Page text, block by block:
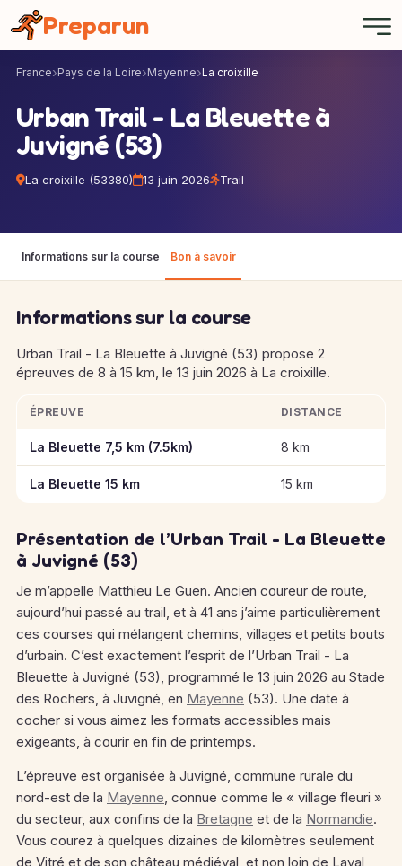
Preparun
France Pays de la Loire Mayenne La croixille
Urban Trail - La Bleuette à
Juvigné (53)
La croixille (53380) 13 juin 2026 Trail
Informations sur la course Bon à savoir
Informations sur la course
Urban Trail - La Bleuette à Juvigné (53) propose 2
épreuves de 8 à 15 km, le 13 juin 2026 à La croixille.
Informations clés des épreuves de Urban Trail - La Bleuette
ÉPREUVE DISTANCE
La Bleuette 7,5 km (7.5km) 8 km
La Bleuette 15 km 15 km
Présentation de l’Urban Trail - La Bleuette
à Juvigné (53)
Je m’appelle Matthieu Le Guen. Ancien coureur de route,
aujourd’hui passé au trail, et à 41 ans j’aime particulièrement
ces courses qui mélangent chemins, villages et petits bouts
d’urbain. C’est exactement l’esprit de l’Urban Trail - La
Bleuette à Juvigné (53), programmé le 13 juin 2026 au Stade
des Rochers, à Juvigné, en Mayenne (53). Une date à
cocher si vous aimez les formats accessibles mais
exigeants, à courir en fin de printemps.
L’épreuve est organisée à Juvigné, commune rurale du
nord-est de la Mayenne, connue comme le « village fleuri »
du secteur, aux confins de la Bretagne et de la Normandie.
Vous courez à quelques dizaines de kilomètres seulement
de Vitré et de son château médiéval, et non loin de Laval,
Panneau de gestion des cookies